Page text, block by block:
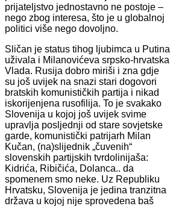
prijateljstvo jednostavno ne postoje –
nego zbog interesa, što je u globalnoj
politici više nego dovoljno.
Sličan je status tihog ljubimca u Putina
uživala i Milanovićeva srpsko-hrvatska
Vlada. Rusija dobro miriši i zna gdje
su još uvijek na snazi stari dogovori
bratskih komunističkih partija i nikad
iskorijenjena rusofilija. To je svakako
Slovenija u kojoj još uvijek svime
upravlja posljednji od stare sovjetske
garde, komunistički patrijarh Milan
Kučan, (na)slijednik „čuvenih“
slovenskih partijskih tvrdolinijaša:
Kidrića, Ribičića, Dolanca.. da
spomenem smo neke. Uz Republiku
Hrvatsku, Slovenija je jedina tranzitna
država u kojoj nije sprovedena baš